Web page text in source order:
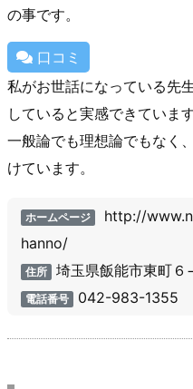
の事です。
口コミ
私がお世話になっている先
していると実感できています
一般論でも理想論でもなく
けています。
ホームページ
http://
hanno/
住所 埼玉県飯能市東町６
電話番号 042-983-1355